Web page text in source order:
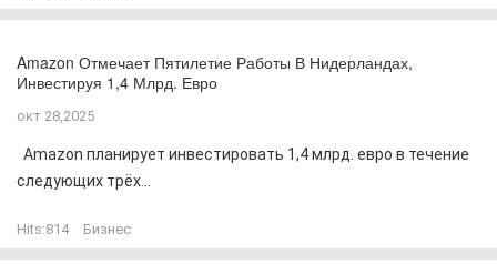
Amazon Отмечает Пятилетие Работы В Нидерландах,
Инвестируя 1,4 Млрд. Евро
окт 28,2025
Amazon планирует инвестировать 1,4 млрд. евро в течение
следующих трёх...
Hits:814 Бизнес